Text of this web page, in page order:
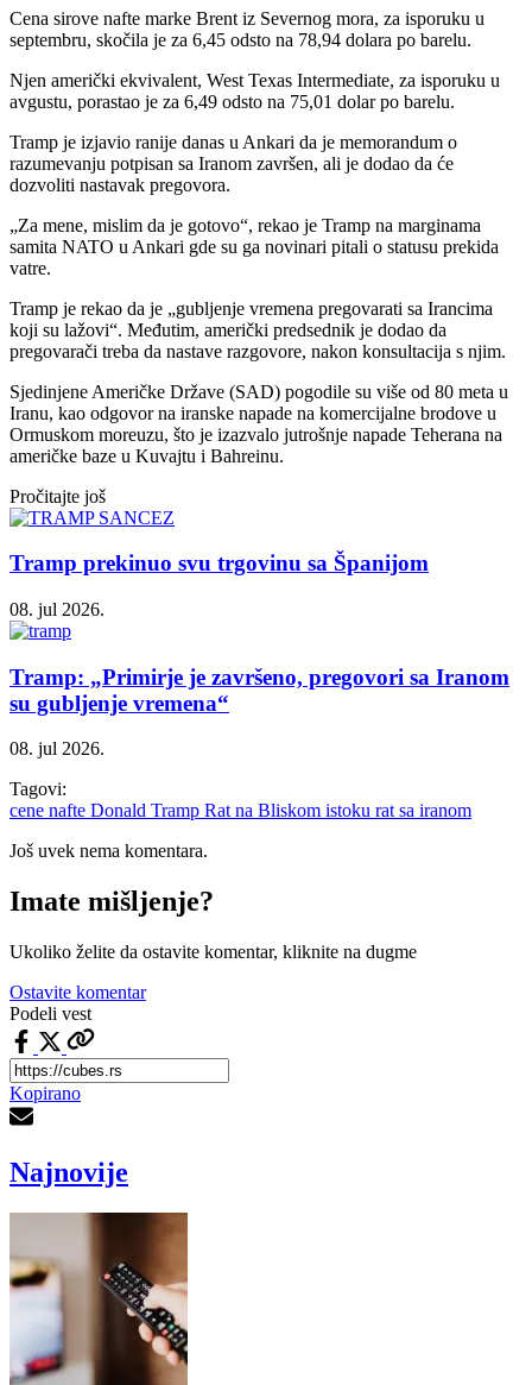
Cena sirove nafte marke Brent iz Severnog mora, za isporuku u
septembru, skočila je za 6,45 odsto na 78,94 dolara po barelu.
Njen američki ekvivalent, West Texas Intermediate, za isporuku u
avgustu, porastao je za 6,49 odsto na 75,01 dolar po barelu.
Tramp je izjavio ranije danas u Ankari da je memorandum o
razumevanju potpisan sa Iranom završen, ali je dodao da će
dozvoliti nastavak pregovora.
„Za mene, mislim da je gotovo“, rekao je Tramp na marginama
samita NATO u Ankari gde su ga novinari pitali o statusu prekida
vatre.
Tramp je rekao da je „gubljenje vremena pregovarati sa Irancima
koji su lažovi“. Međutim, američki predsednik je dodao da
pregovarači treba da nastave razgovore, nakon konsultacija s njim.
Sjedinjene Američke Države (SAD) pogodile su više od 80 meta u
Iranu, kao odgovor na iranske napade na komercijalne brodove u
Ormuskom moreuzu, što je izazvalo jutrošnje napade Teherana na
američke baze u Kuvajtu i Bahreinu.
Pročitajte još
Tramp prekinuo svu trgovinu sa Španijom
08. jul 2026.
Tramp: „Primirje je završeno, pregovori sa Iranom
su gubljenje vremena“
08. jul 2026.
Tagovi:
cene nafte Donald Tramp Rat na Bliskom istoku rat sa iranom
Još uvek nema komentara.
Imate mišljenje?
Ukoliko želite da ostavite komentar, kliknite na dugme
Ostavite komentar
Podeli vest
Kopirano
Najnovije